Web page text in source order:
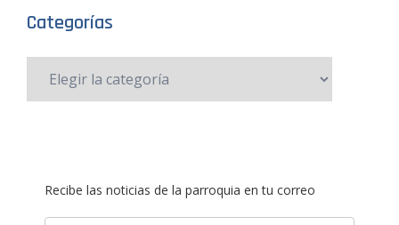
Categorías
Recibe las noticias de la parroquia en tu correo